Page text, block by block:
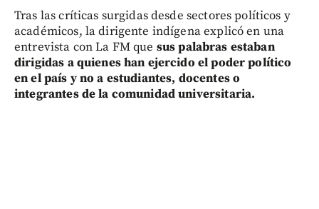
Tras las críticas surgidas desde sectores políticos y
académicos, la dirigente indígena explicó en una
entrevista con La FM que sus palabras estaban
dirigidas a quienes han ejercido el poder político
en el país y no a estudiantes, docentes o
integrantes de la comunidad universitaria.